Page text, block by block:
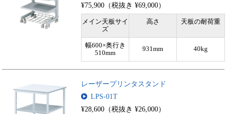
¥75,900（税抜き ¥69,000）
メイン天板サイ
ズ
高さ 天板の耐荷重
幅600×奥行き
510mm
931mm 40kg
レーザープリンタスタンド
LPS-01T
¥28,600（税抜き ¥26,000）